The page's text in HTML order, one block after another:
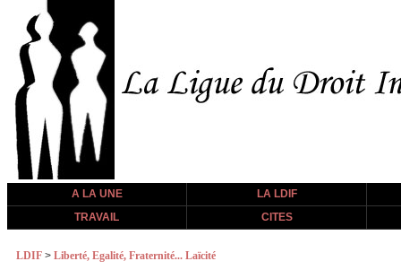
A LA UNE
LA LDIF
TRAVAIL
CITES
LDIF > Liberté, Egalité, Fraternité... Laïcité